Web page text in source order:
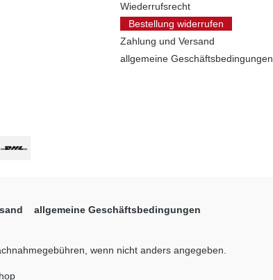
Wiederrufsrecht
Bestellung widerrufen
Zahlung und Versand
allgemeine Geschäftsbedingungen
allgemeine Geschäftsbedingungen
wenn nicht anders angegeben.